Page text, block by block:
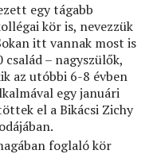
egy tágabb
kör is, nevezzük
itt vannak most is
– nagyszülők,
az utóbbi 6-8 évben
egy januári
el a Bikácsi Zichy
foglaló kör